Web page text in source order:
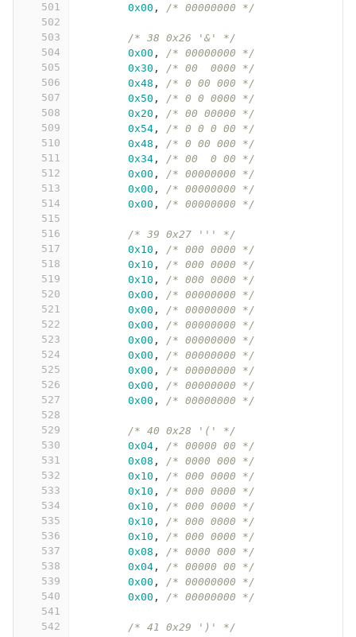
501
502
503
504
505
506
507
508
509
510
511
512
513
514
515
516
517
518
519
520
521
522
523
524
525
526
527
528
529
530
531
532
533
534
535
536
537
538
539
540
541
542
0x00 , /* 00000000 */
/* 38 0x26 '&' */
0x00 ,
/* 00000000 */
0x30 ,
/* 00  0000 */
0x48 ,
/* 0 00 000 */
0x50 ,
/* 0 0 0000 */
0x20 ,
/* 00 00000 */
0x54 ,
/* 0 0 0 00 */
0x48 ,
/* 0 00 000 */
0x34 ,
/* 00  0 00 */
0x00 ,
/* 00000000 */
0x00 ,
/* 00000000 */
0x00 , /* 00000000 */
/* 39 0x27 ''' */
0x10 ,
/* 000 0000 */
0x10 ,
/* 000 0000 */
0x10 ,
/* 000 0000 */
0x00 ,
/* 00000000 */
0x00 ,
/* 00000000 */
0x00 ,
/* 00000000 */
0x00 ,
/* 00000000 */
0x00 ,
/* 00000000 */
0x00 ,
/* 00000000 */
0x00 ,
/* 00000000 */
0x00 , /* 00000000 */
/* 40 0x28 '(' */
0x04 ,
/* 00000 00 */
0x08 ,
/* 0000 000 */
0x10 ,
/* 000 0000 */
0x10 ,
/* 000 0000 */
0x10 ,
/* 000 0000 */
0x10 ,
/* 000 0000 */
0x10 ,
/* 000 0000 */
0x08 ,
/* 0000 000 */
0x04 ,
/* 00000 00 */
0x00 ,
/* 00000000 */
0x00 , /* 00000000 */
/* 41 0x29 ')' */